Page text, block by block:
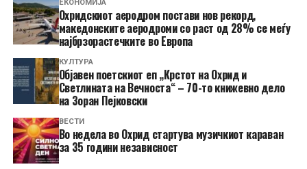
ЕКОНОМИЈА
Охридскиот аеродром постави нов рекорд,
македонските аеродроми со раст од 28% се меѓу
најбрзорастечките во Европа
КУЛТУРА
Објавен поетскиот еп „Крстот на Охрид и
Светлината на Вечноста“ – 70-то книжевно дело
на Зоран Пејковски
ВЕСТИ
Во недела во Охрид стартува музичкиот караван
за 35 години независност